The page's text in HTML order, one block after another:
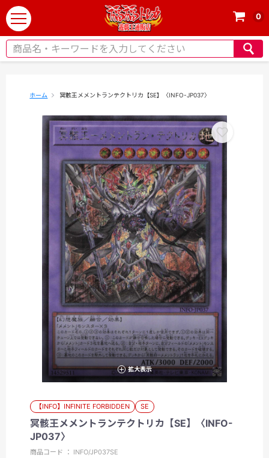
t
o
g
0
ホーム 冥骸王メメントランテクトリカ【SE】〈INFO-JP037〉
拡大表示
【INFO】INFINITE FORBIDDEN SE
冥骸王メメントランテクトリカ【SE】〈INFO-
JP037〉
商品コード ： INFO/JP037SE